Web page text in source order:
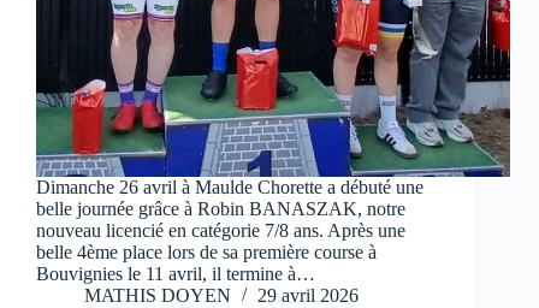
Dimanche 26 avril à Maulde Chorette a débuté une
belle journée grâce à Robin BANASZAK, notre
nouveau licencié en catégorie 7/8 ans. Après une
belle 4ème place lors de sa première course à
Bouvignies le 11 avril, il termine à…
MATHIS DOYEN
29 avril 2026